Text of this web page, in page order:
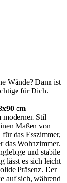
Wände? Dann ist
für Dich.
cm
modernen Stil
Maßen von
das Esszimmer,
das Wohnzimmer.
und stabile
lässt es sich leicht
Präsenz. Der
auf sich, während